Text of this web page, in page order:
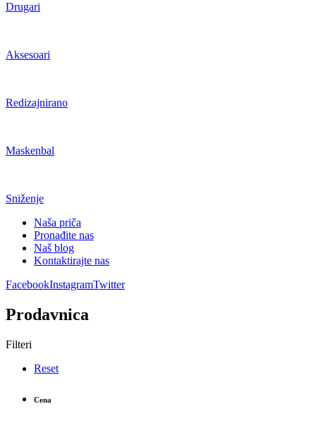
Drugari
Aksesoari
Redizajnirano
Maskenbal
Sniženje
Naša priča
Pronađite nas
Naš blog
Kontaktirajte nas
FacebookInstagramTwitter
Prodavnica
Filteri
Reset
Cena